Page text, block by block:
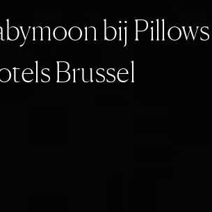
bij Pillows
Brussel